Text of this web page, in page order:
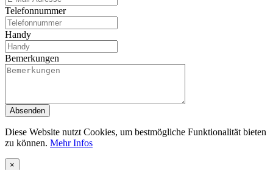
Telefonnummer
Handy
Bemerkungen
Absenden
Diese Website nutzt Cookies, um bestmögliche Funktionalität bieten
zu können. Mehr Infos
×